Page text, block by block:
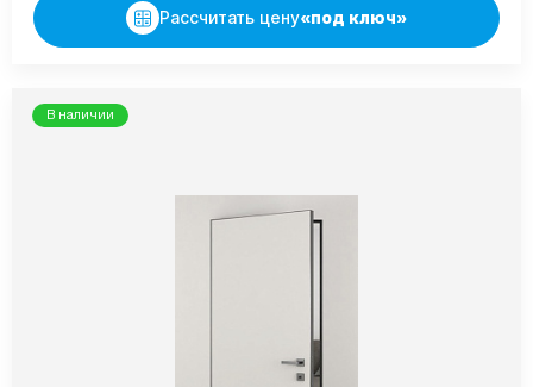
Рассчитать цену«под ключ»
В наличии